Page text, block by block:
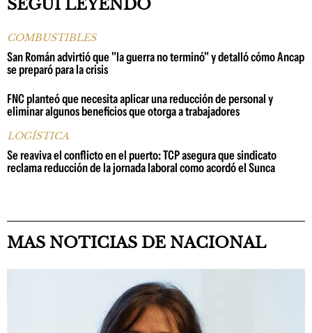
SEGUÍ LEYENDO
COMBUSTIBLES
San Román advirtió que "la guerra no terminó" y detalló cómo Ancap
se preparó para la crisis
FNC planteó que necesita aplicar una reducción de personal y
eliminar algunos beneficios que otorga a trabajadores
LOGÍSTICA
Se reaviva el conflicto en el puerto: TCP asegura que sindicato
reclama reducción de la jornada laboral como acordó el Sunca
MAS NOTICIAS DE NACIONAL